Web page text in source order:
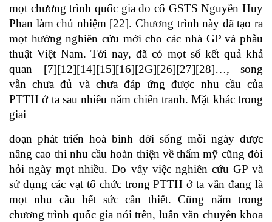
mọt chương trình quốc gia do cố GSTS Nguyễn Huy
Phan làm chủ nhiệm [22]. Chương trình này đã tạo ra
mọt hướng nghiên cứu mới cho các nhà GP và phẫu
thuật Việt Nam. Tới nay, đã có mọt số kết quả khả
quan [7][12][14][15][16][2G][26][27][28]…, song
vẫn chưa đủ và chưa đáp ứng được nhu cầu của
PTTH ở ta sau nhiều năm chiến tranh. Mặt khác trong
giai
đoạn phát triển hoà bình đời sống mỗi ngày được
nâng cao thì nhu cầu hoàn thiện về thẩm mỹ cũng đòi
hỏi ngày mọt nhiều. Do vây việc nghiên cứu GP và
sử dụng các vạt tổ chức trong PTTH ở ta vẫn đang là
mọt nhu cầu hết sức cần thiết. Cũng nằm trong
chương trình quốc gia nói trên, luân văn chuyên khoa